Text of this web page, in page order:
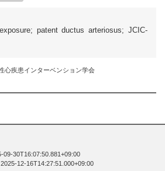
patent ductus arteriosus; JCIC-
心疾患インターベンション学会
09-30T16:07:50.881+09:00
12-16T14:27:51.000+09:00